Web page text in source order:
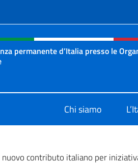
social e menù
permanente d’Italia presso le
della Rappresentanza
Chi siamo
contributo italiano per